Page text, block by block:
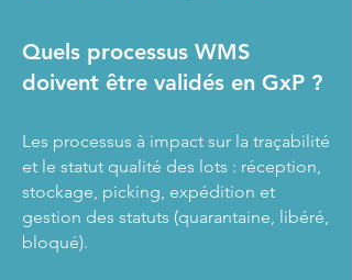
Quels processus WMS
doivent être validés en GxP ?
Les processus à impact sur la traçabilité
et le statut qualité des lots : réception,
stockage, picking, expédition et
gestion des statuts (quarantaine, libéré,
bloqué).